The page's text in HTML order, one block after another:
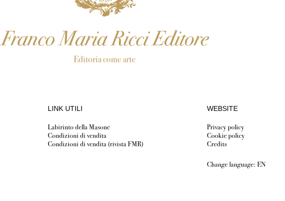
Franco Maria Ricci Editore
Editoria come arte
LINK UTILI
Labirinto della Masone
Condizioni di vendita
Condizioni di vendita (rivista FMR)
WEBSITE
Privacy policy
Cookie policy
Credits
Change language: EN